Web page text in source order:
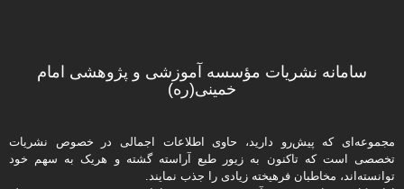
سامانه نشریات مؤسسه آموزشی و پژوهشی امام
خمینی(ره)
مجموعه‌ای که پیش‌رو دارید،‌ حاوی اطلاعات اجمالی در خصوص نشریات
تخصصی است که تاکنون به زیور طبع آراسته گشته و هریک به سهم خود
توانسته‌اند، مخاطبان فرهیخته‌ زیادی را جذب نمایند.